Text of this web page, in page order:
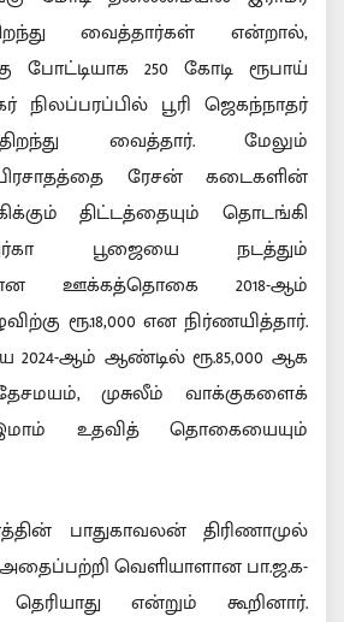
வைத்தார்கள் என்றால்,
250 கோடி ரூபாய்
நிலப்பரப்பில் பூரி ஜெகந்நாதர்
வைத்தார். மேலும்
ரேசன் கடைகளின்
திட்டத்தையும் தொடங்கி
பூஜையை நடத்தும்
ஊக்கத்தொகை 2018-ஆம்
ரூ.18,000 என நிர்ணயித்தார்.
ஆம் ஆண்டில் ரூ.85,000 ஆக
முசுலீம் வாக்குகளைக்
உதவித் தொகையையும்
பாதுகாவலன் திரிணாமுல்
அதைப்பற்றி வெளியாளான பா.ஜ.க-
என்றும் கூறினார்.